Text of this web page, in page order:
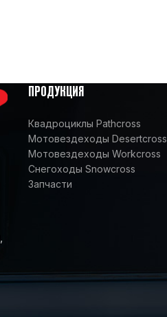
ПРОДУКЦИЯ
Квадроциклы Pathcross
Мотовездеходы Desertcross
Мотовездеходы Workcross
Снегоходы Snowcross
Запчасти